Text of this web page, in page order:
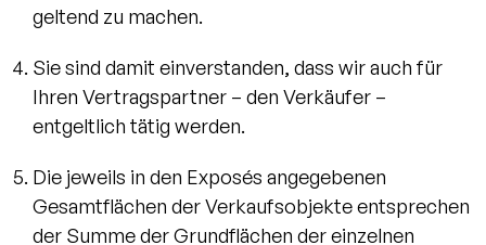
geltend zu machen.
Sie sind damit einverstanden, dass wir auch für
Ihren Vertragspartner – den Verkäufer –
entgeltlich tätig werden.
Die jeweils in den Exposés angegebenen
Gesamtflächen der Verkaufsobjekte entsprechen
der Summe der Grundflächen der einzelnen